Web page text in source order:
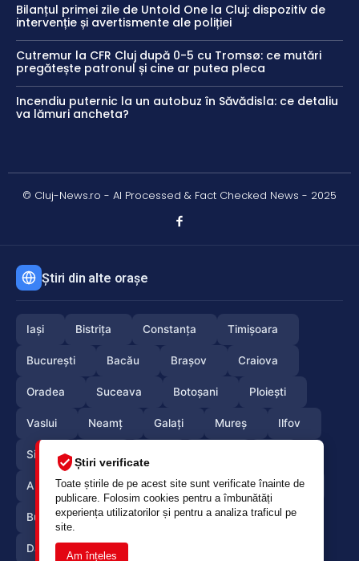
Știri verificate
Toate știrile de pe acest site sunt verificate înainte de
publicare. Folosim cookies pentru a îmbunătăți
experiența utilizatorilor și pentru a analiza traficul pe
site.
Am înțeles
Bilanțul primei zile de Untold One la Cluj: dispozitiv de
intervenție și avertismente ale poliției
Cutremur la CFR Cluj după 0-5 cu Tromsø: ce mutări
pregătește patronul și cine ar putea pleca
Incendiu puternic la un autobuz în Săvădisla: ce detaliu
va lămuri ancheta?
© Cluj-News.ro - AI Processed & Fact Checked News - 2025
Știri din alte orașe
Iași Bistrița Constanța Timișoara
București Bacău Brașov Craiova
Oradea Suceava Botoșani Ploiești
Vaslui Neamț Galați Mureș Ilfov
Sibiu
Arges Maramures Vrancea Satumare
Buzau Braila Calarasi Caras-Severin
Dambovita Giurgiu